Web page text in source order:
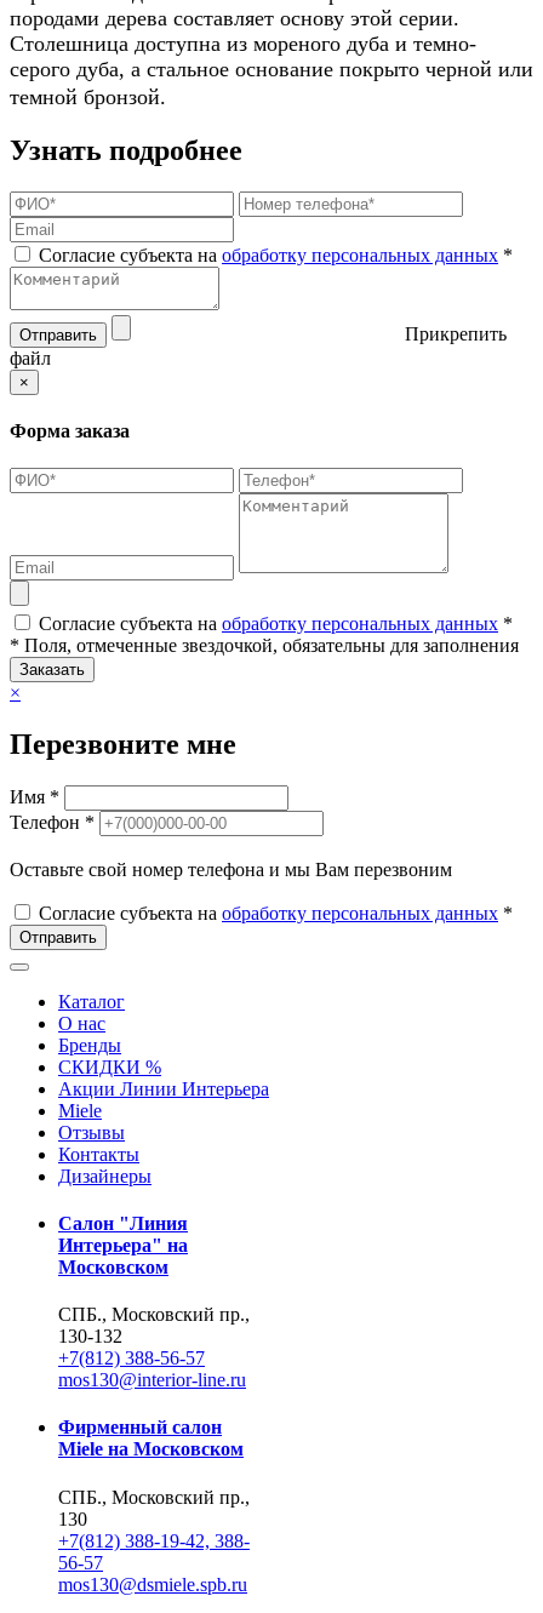
породами дерева составляет основу этой серии.
Столешница доступна из мореного дуба и темно-
серого дуба, а стальное основание покрыто черной или
темной бронзой.
Узнать подробнее
Согласие субъекта на обработку персональных данных *
Отправить
Прикрепить
файл
×
Форма заказа
Согласие субъекта на обработку персональных данных *
* Поля, отмеченные звездочкой, обязательны для заполнения
Заказать
×
Перезвоните мне
Имя *
Телефон *
Оставьте свой номер телефона и мы Вам перезвоним
Согласие субъекта на обработку персональных данных *
Отправить
Каталог
О нас
Бренды
СКИДКИ %
Акции Линии Интерьера
Miele
Отзывы
Контакты
Дизайнеры
Салон "Линия
Интерьера" на
Московском
СПБ., Московский пр.,
130-132
+7(812) 388-56-57
mos130@interior-line.ru
Фирменный салон
Miele на Московском
СПБ., Московский пр.,
130
+7(812) 388-19-42, 388-
56-57
mos130@dsmiele.spb.ru